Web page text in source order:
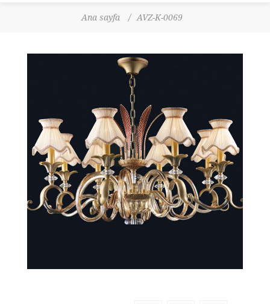
Ana sayfa / AVZ-K-0069